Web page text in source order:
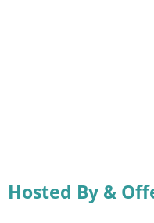
Hosted By &